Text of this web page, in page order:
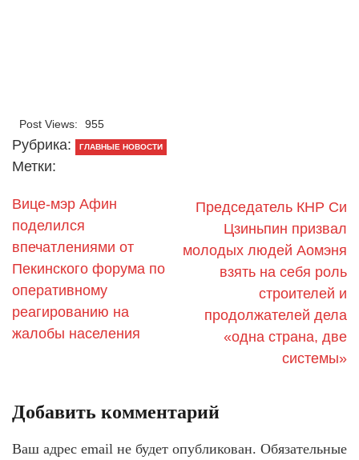
Post Views: 955
Рубрика: ГЛАВНЫЕ НОВОСТИ
Метки:
Вице-мэр Афин
поделился
впечатлениями от
Пекинского форума по
оперативному
реагированию на
жалобы населения
Председатель КНР Си
Цзиньпин призвал
молодых людей Аомэня
взять на себя роль
строителей и
продолжателей дела
«одна страна, две
системы»
Добавить комментарий
Ваш адрес email не будет опубликован. Обязательные